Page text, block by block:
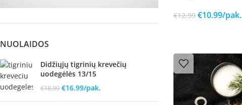
NUOLAIDOS
Didžiųjų tigrinių krevečių
uodegėlės 13/15
€18.99 €16.99/pak.
€12.99 €10.99/pak.